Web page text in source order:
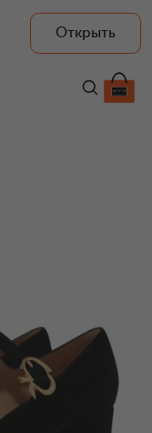
Открыть
104 500 ₽